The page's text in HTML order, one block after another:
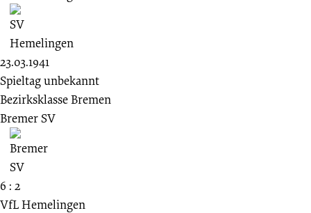
23.03.1941
Spieltag unbekannt
Bezirksklasse Bremen
Bremer SV
6 : 2
VfL Hemelingen